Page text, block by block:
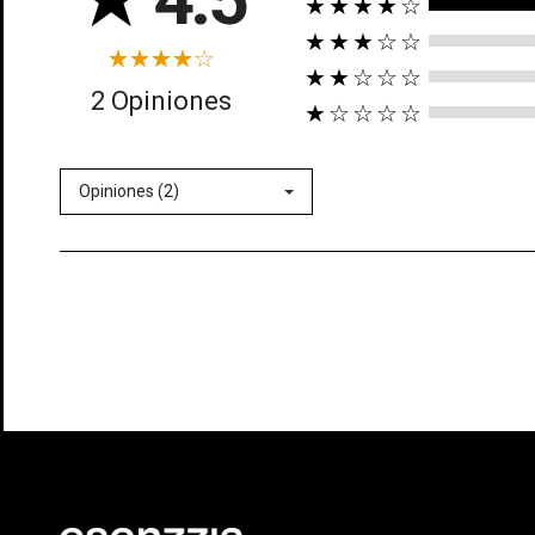
2 Opiniones
★★★★☆
★★★☆☆
★★☆☆☆
★☆☆☆☆
Opiniones (2)